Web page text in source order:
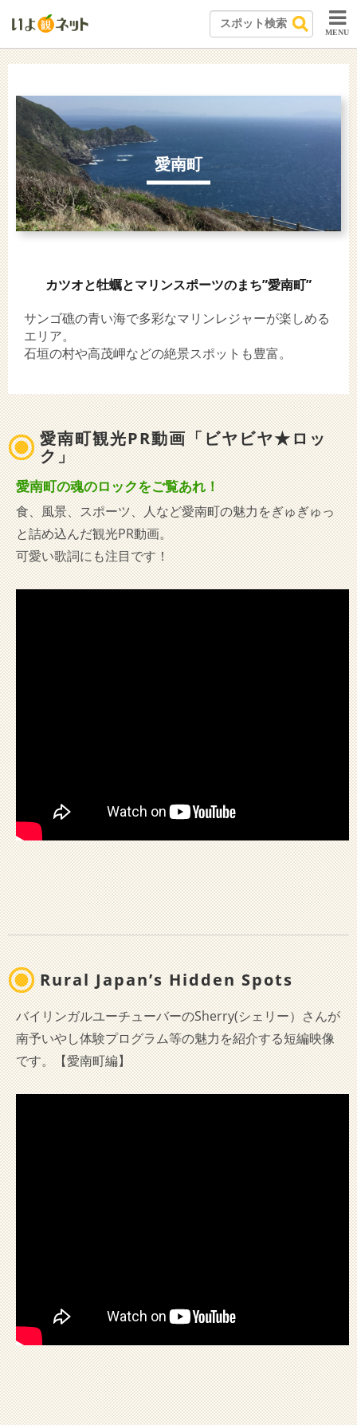
MENU
愛南町
カツオと牡蠣とマリンスポーツのまち”愛南町”
サンゴ礁の青い海で多彩なマリンレジャーが楽しめる
エリア。
石垣の村や高茂岬などの絶景スポットも豊富。
愛南町観光PR動画「ビヤビヤ★ロッ
ク」
愛南町の魂のロックをご覧あれ！
食、風景、スポーツ、人など愛南町の魅力をぎゅぎゅっ
と詰め込んだ観光PR動画。
可愛い歌詞にも注目です！
Rural Japan’s Hidden Spots
バイリンガルユーチューバーのSherry(シェリー）さんが
南予いやし体験プログラム等の魅力を紹介する短編映像
です。【愛南町編】